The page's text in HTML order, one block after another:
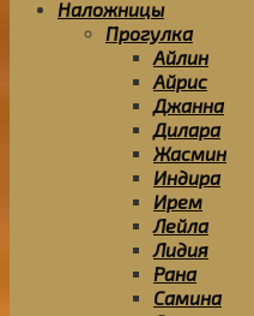
Наложницы
Прогулка
Айлин
Айрис
Джанна
Дилара
Жасмин
Индира
Ирем
Лейла
Лидия
Рана
Самина